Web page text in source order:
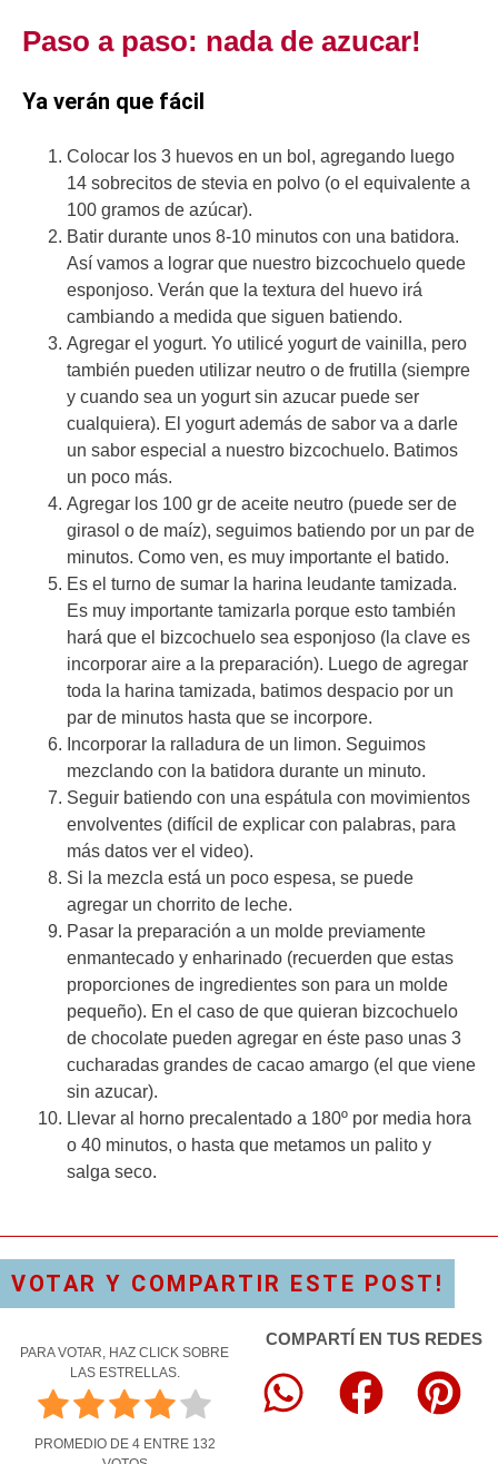
Paso a paso: nada de azucar!
Ya verán que fácil
Colocar los 3 huevos en un bol, agregando luego
14 sobrecitos de stevia en polvo (o el equivalente a
100 gramos de azúcar).
Batir durante unos 8-10 minutos con una batidora.
Así vamos a lograr que nuestro bizcochuelo quede
esponjoso. Verán que la textura del huevo irá
cambiando a medida que siguen batiendo.
Agregar el yogurt. Yo utilicé yogurt de vainilla, pero
también pueden utilizar neutro o de frutilla (siempre
y cuando sea un yogurt sin azucar puede ser
cualquiera). El yogurt además de sabor va a darle
un sabor especial a nuestro bizcochuelo. Batimos
un poco más.
Agregar los 100 gr de aceite neutro (puede ser de
girasol o de maíz), seguimos batiendo por un par de
minutos. Como ven, es muy importante el batido.
Es el turno de sumar la harina leudante tamizada.
Es muy importante tamizarla porque esto también
hará que el bizcochuelo sea esponjoso (la clave es
incorporar aire a la preparación). Luego de agregar
toda la harina tamizada, batimos despacio por un
par de minutos hasta que se incorpore.
Incorporar la ralladura de un limon. Seguimos
mezclando con la batidora durante un minuto.
Seguir batiendo con una espátula con movimientos
envolventes (difícil de explicar con palabras, para
más datos ver el video).
Si la mezcla está un poco espesa, se puede
agregar un chorrito de leche.
Pasar la preparación a un molde previamente
enmantecado y enharinado (recuerden que estas
proporciones de ingredientes son para un molde
pequeño). En el caso de que quieran bizcochuelo
de chocolate pueden agregar en éste paso unas 3
cucharadas grandes de cacao amargo (el que viene
sin azucar).
Llevar al horno precalentado a 180º por media hora
o 40 minutos, o hasta que metamos un palito y
salga seco.
VOTAR Y COMPARTIR ESTE POST!
PARA VOTAR, HAZ CLICK SOBRE
LAS ESTRELLAS.
PROMEDIO DE 4ENTRE 132
COMPARTÍ EN TUS REDES